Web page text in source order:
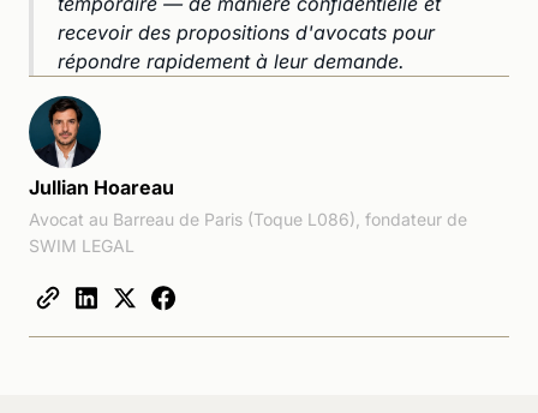
recevoir des propositions d'avocats pour
répondre rapidement à leur demande.
Jullian Hoareau
Avocat au Barreau de Paris (Toque L086), fondateur de
SWIM LEGAL